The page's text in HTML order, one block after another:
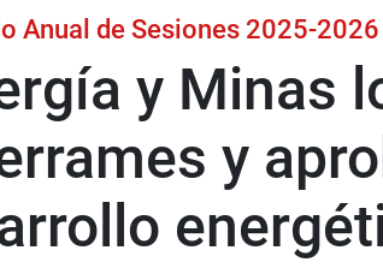
Anual de Sesiones 2025-2026
y Minas
y